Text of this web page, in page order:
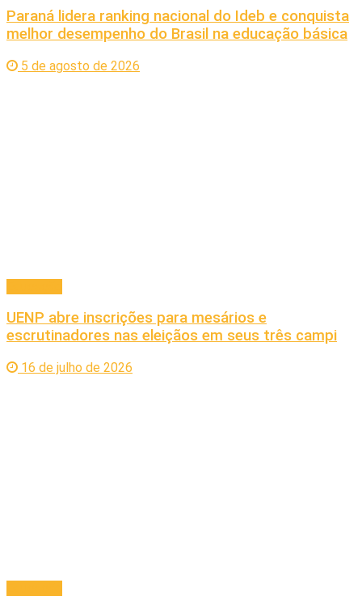
Paraná lidera ranking nacional do Ideb e conquista
melhor desempenho do Brasil na educação básica
5 de agosto de 2026
UENP abre inscrições para mesários e
escrutinadores nas eleiçãos em seus três campi
16 de julho de 2026